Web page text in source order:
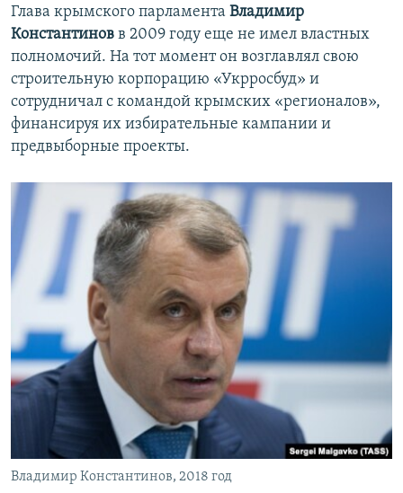
Глава крымского парламента Владимир
Константинов в 2009 году еще не имел властных
полномочий. На тот момент он возглавлял свою
строительную корпорацию «Укрросбуд» и
сотрудничал с командой крымских «регионалов»,
финансируя их избирательные кампании и
предвыборные проекты.
Владимир Константинов, 2018 год